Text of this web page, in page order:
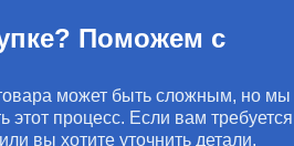
Поможем с
может быть сложным, но мы
этот процесс. Если вам требуется
вы хотите уточнить детали,